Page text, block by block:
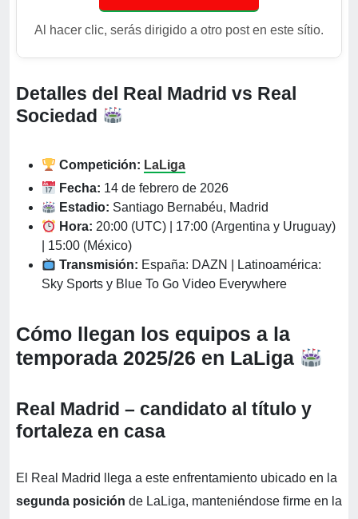
Al hacer clic, serás dirigido a otro post en este sítio.
Detalles del Real Madrid vs Real
Sociedad
Competición: LaLiga
Fecha: 14 de febrero de 2026
Estadio: Santiago Bernabéu, Madrid
Hora: 20:00 (UTC) | 17:00 (Argentina y Uruguay)
| 15:00 (México)
Transmisión: España: DAZN | Latinoamérica:
Sky Sports y Blue To Go Video Everywhere
Cómo llegan los equipos a la
temporada 2025/26 en LaLiga
Real Madrid – candidato al título y
fortaleza en casa
El Real Madrid llega a este enfrentamiento ubicado en la
segunda posición de LaLiga, manteniéndose firme en la